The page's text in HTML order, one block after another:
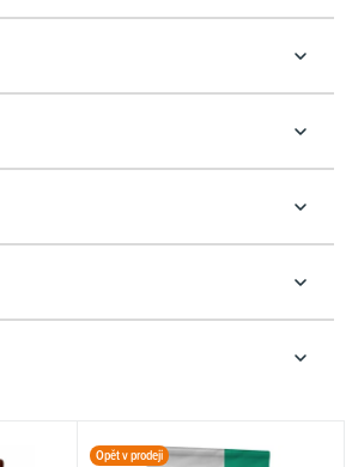
Opět v prodeji